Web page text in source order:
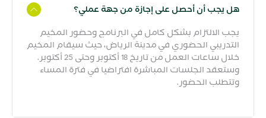
هل يجب أن أحصل على إجازة من جهة عملي؟
يجب الالتزام بشكل كامل في البرنامج وحضور المخيم
التدريبي الحضوري في مدينة الرياض، حيث سيقام المخيم
خلال ساعات العمل من تاريخ 18 أكتوبر وحتى 25 أكتوبر.
وستعقد الجلسات المباشرة افتراضيا في فترة المساء
وتتطلب الحضور.